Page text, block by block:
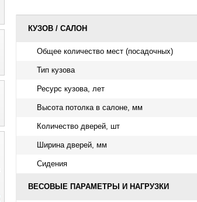
КУЗОВ / САЛОН
Общее количество мест (посадочных)
Тип кузова
Ресурс кузова, лет
Высота потолка в салоне, мм
Количество дверей, шт
Ширина дверей, мм
Сидения
ВЕСОВЫЕ ПАРАМЕТРЫ И НАГРУЗКИ